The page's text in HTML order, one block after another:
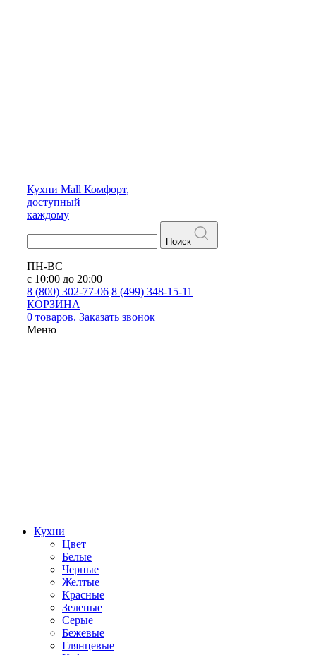
Кухни Mall Комфорт,
доступный
каждому
Поиск
ПН-ВС
с 10:00 до 20:00
8 (800) 302-77-06 8 (499) 348-15-11
КОРЗИНА
0 товаров. Заказать звонок
Меню
Кухни
Цвет
Белые
Черные
Желтые
Красные
Зеленые
Серые
Бежевые
Глянцевые